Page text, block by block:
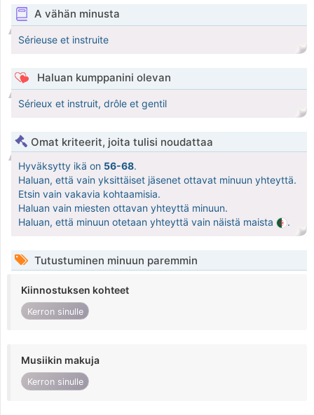
A vähän minusta
Sérieuse et instruite
Haluan kumppanini olevan
Sérieux et instruit, drôle et gentil
Omat kriteerit, joita tulisi noudattaa
Hyväksytty ikä on 56-68.
Haluan, että vain yksittäiset jäsenet ottavat minuun yhteyttä.
Etsin vain vakavia kohtaamisia.
Haluan vain miesten ottavan yhteyttä minuun.
Haluan, että minuun otetaan yhteyttä vain näistä maista
.
Tutustuminen minuun paremmin
Kiinnostuksen kohteet
Kerron sinulle
Musiikin makuja
Kerron sinulle